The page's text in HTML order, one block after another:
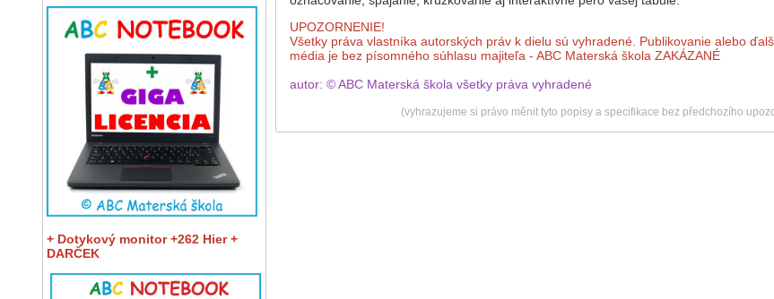
+ Dotykový monitor +262 Hier +
DARČEK
UPOZORNENIE!
Všetky práva vlastníka autorských práv k dielu sú vyhradené. Publikovanie alebo
média je bez písomného súhlasu majiteľa - ABC Materská škola ZAKÁZANÉ
autor: © ABC Materská škola všetky práva vyhradené
(vyhrazujeme si právo měnit tyto popisy a specifikace bez předchozího